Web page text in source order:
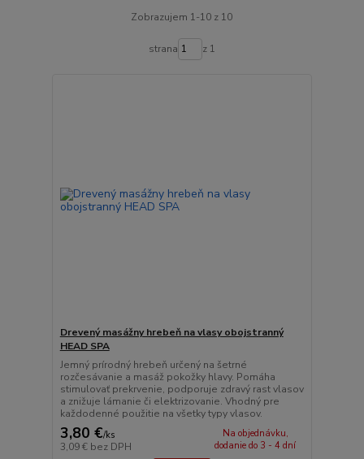
Zobrazujem 1-10 z 10
strana z 1
Drevený masážny hrebeň na vlasy obojstranný
HEAD SPA
Jemný prírodný hrebeň určený na šetrné
rozčesávanie a masáž pokožky hlavy. Pomáha
stimulovať prekrvenie, podporuje zdravý rast vlasov
a znižuje lámanie či elektrizovanie. Vhodný pre
každodenné použitie na všetky typy vlasov.
3,80 €/ks
3,09 € bez DPH
Na objednávku,
dodanie do 3 - 4 dní